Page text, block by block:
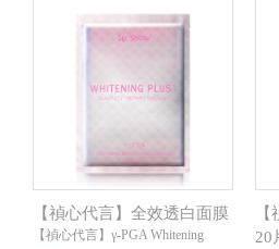
【禎心代言】全效透白面膜
【禎心代言】γ-PGA Whitening
20